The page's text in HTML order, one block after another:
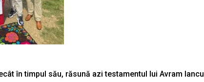
în timpul său, răsună azi testamentul lui Avram Iancu